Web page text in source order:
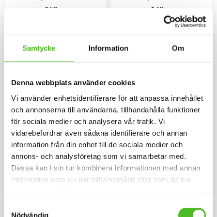
Samtycke Information Om
Denna webbplats använder cookies
Vi använder enhetsidentifierare för att anpassa innehållet
och annonserna till användarna, tillhandahålla funktioner
för sociala medier och analysera vår trafik. Vi
vidarebefordrar även sådana identifierare och annan
information från din enhet till de sociala medier och
annons- och analysföretag som vi samarbetar med.
Dessa kan i sin tur kombinera informationen med annan
information som du har tillhandahållit eller som de har
Nödvändig
159
Lägg till i favoriter
Kromfohrländer.
149
Lägg
Mössa med
Kromfohrländer
Mössa i bomullspandex med ett
Nummerlappshållare med
Kromfohrländer
Nummerlappshållare i metall
Bilden är ca 27mm i diameter